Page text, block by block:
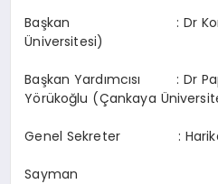
Başkan : Dr Konca
Üniversitesi)
Başkan Yardımcısı : Dr
Yörükoğlu (Çankaya
Genel Sekreter : Harika
Sayman : Dr.